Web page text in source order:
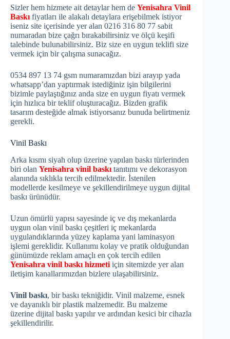
Sizler hem hizmete ait detaylar hem de Yenisahra Vinil
Baskı fiyatları ile alakalı detaylara erişebilmek istiyor
iseniz site içerisinde yer alan 0216 316 80 77 sabit
numaradan bize çağrı bırakabilirsiniz ve ölçü keşifi
talebinde bulunabilirsiniz. Biz size en uygun teklifi size
vermek için bir çalışma sunacağız.
0534 897 13 74 gsm numaramızdan bizi arayıp yada
whatsapp’dan yaptırmak istediğiniz işin bilgilerini
bizimle paylaştığınız anda size en uygun fiyatı vermek
için hızlıca bir teklif oluşturacağız. Bizden grafik
tasarım desteğide almak istiyorsanız bunuda belirtmeniz
gerekli.
Vinil Baskı
Arka kısmı siyah olup üzerine yapılan baskı türlerinden
biri olan Yenisahra vinil baskı tanıtımı ve dekorasyon
alanında sıklıkla tercih edilmektedir. İstenilen
modellerde kesilmeye ve şekillendirilmeye uygun dijital
baskı ürünüdür.
Uzun ömürlü yapısı sayesinde iç ve dış mekanlarda
uygun olan vinil baskı çeşitleri iç mekanlarda
uygulandıklarında yüzey kaplama yani laminasyon
işlemi gereklidir. Kullanımı kolay ve pratik olduğundan
günümüzde reklam amaçlı en çok tercih edilen
Yenisahra vinil baskı hizmeti için sitemizde yer alan
iletişim kanallarımızdan bizlere ulaşabilirsiniz.
Vinil baskı, bir baskı tekniğidir. Vinil malzeme, esnek
ve dayanıklı bir plastik malzemedir. Bu malzeme
üzerine dijital baskı yapılır ve ardından kesici bir cihazla
şekillendirilir.